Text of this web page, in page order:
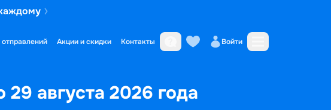
Акции и скидки Контакты Войти
29 августа 2026 года